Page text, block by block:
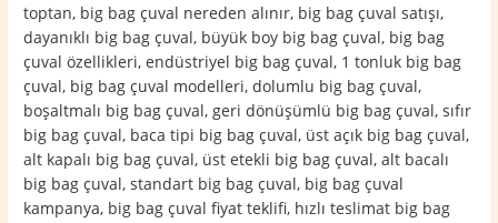
toptan, big bag çuval nereden alınır, big bag çuval satışı,
dayanıklı big bag çuval, büyük boy big bag çuval, big bag
çuval özellikleri, endüstriyel big bag çuval, 1 tonluk big bag
çuval, big bag çuval modelleri, dolumlu big bag çuval,
boşaltmalı big bag çuval, geri dönüşümlü big bag çuval, sıfır
big bag çuval, baca tipi big bag çuval, üst açık big bag çuval,
alt kapalı big bag çuval, üst etekli big bag çuval, alt bacalı
big bag çuval, standart big bag çuval, big bag çuval
kampanya, big bag çuval fiyat teklifi, hızlı teslimat big bag